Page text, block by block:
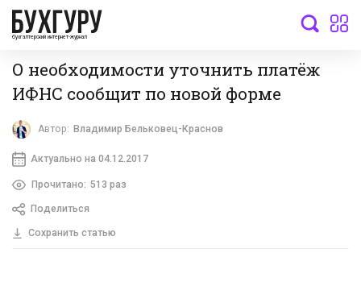
бухгалтерский интернет-журнал
О необходимости уточнить платёж
ИФНС сообщит по новой форме
Автор: Владимир Бельковец-Краснов
Актуально на 04.12.2017
Прочитано: 513 раз
Поделиться
Сохранить статью